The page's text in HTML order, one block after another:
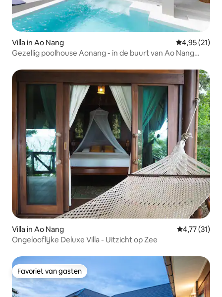
Villa in Ao Nang Gemiddelde
4,95 (21)
Gezellig poolhouse Aonang - in de buurt van Ao Nang
Villa in Ao Nang Gemiddelde
4,77 (31)
Ongelooflijke Deluxe Villa - Uitzicht op Zee
Favoriet van gasten
Favoriet van gasten